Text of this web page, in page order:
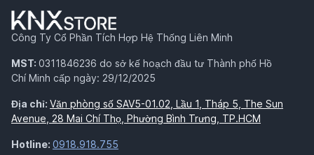
Công Ty Cổ Phần Tích Hợp Hệ Thống Liên Minh
MST: 0311846236 do sở kế hoạch đầu tư Thành phố Hồ
Chí Minh cấp ngày: 29/12/2025
Địa chỉ: Văn phòng số SAV5-01.02, Lầu 1, Tháp 5, The Sun
Avenue, 28 Mai Chí Thọ, Phường Bình Trưng, TP.HCM
Hotline: 0918.918.755